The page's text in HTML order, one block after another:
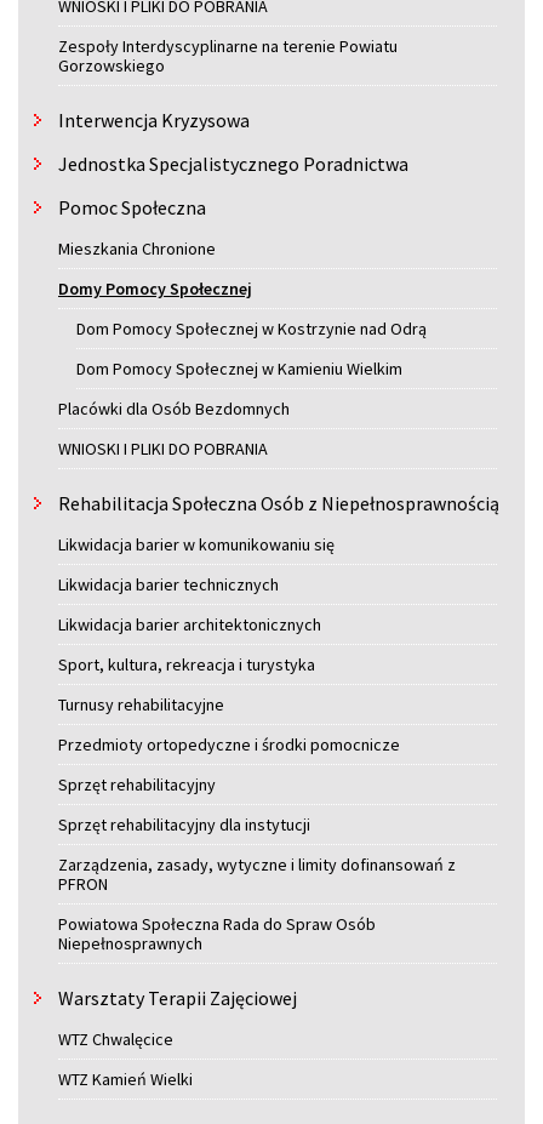
WNIOSKI I PLIKI DO POBRANIA
Zespoły Interdyscyplinarne na terenie Powiatu
Gorzowskiego
Interwencja Kryzysowa
Jednostka Specjalistycznego Poradnictwa
Pomoc Społeczna
Mieszkania Chronione
Domy Pomocy Społecznej
Dom Pomocy Społecznej w Kostrzynie nad Odrą
Dom Pomocy Społecznej w Kamieniu Wielkim
Placówki dla Osób Bezdomnych
WNIOSKI I PLIKI DO POBRANIA
Rehabilitacja Społeczna Osób z Niepełnosprawnością
Likwidacja barier w komunikowaniu się
Likwidacja barier technicznych
Likwidacja barier architektonicznych
Sport, kultura, rekreacja i turystyka
Turnusy rehabilitacyjne
Przedmioty ortopedyczne i środki pomocnicze
Sprzęt rehabilitacyjny
Sprzęt rehabilitacyjny dla instytucji
Zarządzenia, zasady, wytyczne i limity dofinansowań z
PFRON
Powiatowa Społeczna Rada do Spraw Osób
Niepełnosprawnych
Warsztaty Terapii Zajęciowej
WTZ Chwalęcice
WTZ Kamień Wielki